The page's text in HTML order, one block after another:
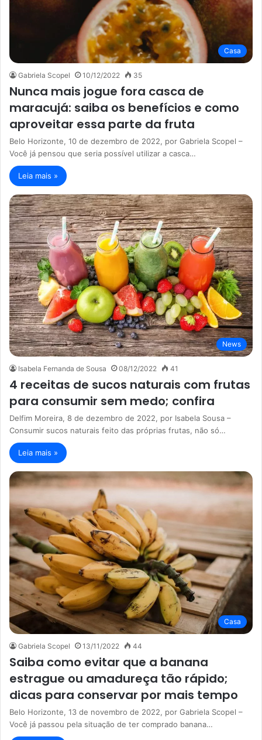
Casa
Gabriela Scopel 10/12/2022 35
Nunca mais jogue fora casca de
maracujá: saiba os benefícios e como
aproveitar essa parte da fruta
Belo Horizonte, 10 de dezembro de 2022, por Gabriela Scopel –
Você já pensou que seria possível utilizar a casca…
Leia mais »
News
Isabela Fernanda de Sousa 08/12/2022 41
4 receitas de sucos naturais com frutas
para consumir sem medo; confira
Delfim Moreira, 8 de dezembro de 2022, por Isabela Sousa –
Consumir sucos naturais feito das próprias frutas, não só…
Leia mais »
Casa
Gabriela Scopel 13/11/2022 44
Saiba como evitar que a banana
estrague ou amadureça tão rápido;
dicas para conservar por mais tempo
Belo Horizonte, 13 de novembro de 2022, por Gabriela Scopel –
Você já passou pela situação de ter comprado banana…